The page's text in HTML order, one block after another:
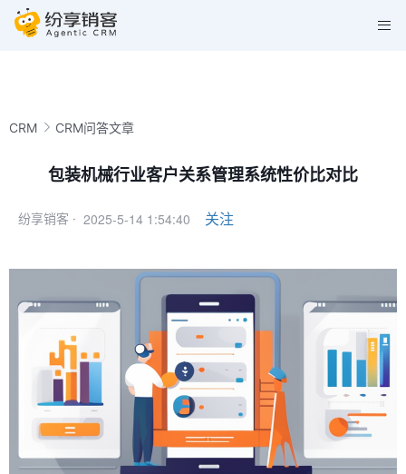
CRM CRM问答文章
包装机械行业客户关系管理系统性价比对比
纷享销客 · 2025-5-14 1:54:40 关注